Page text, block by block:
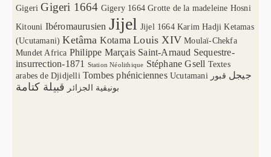
Gigeri Gigeri 1664 Gigery 1664 Grotte de la madeleine Hosni
Kitouni Ibéromaurusien Jijel Jijel 1664 Karim Hadji Ketamas
(Ucutamani) Ketâma Kotama Louis XIV Moulaï-Chekfa
Mundet Africa Philippe Marçais Saint-Arnaud Sequestre-
insurrection-1871
Station Néolithique Stéphane Gsell Textes
arabes de Djidjelli Tombes phéniciennes Ucutamani جيجل قبور
بونيقية الجزائر قبيلة كتامة